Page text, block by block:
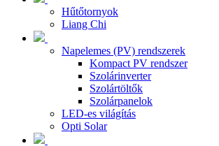
Hűtőtornyok
Liang Chi
Napelemes (PV) rendszerek
Kompact PV rendszer
Szolárinverter
Szolártöltők
Szolárpanelok
LED-es világítás
Opti Solar